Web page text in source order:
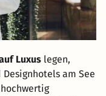
Luxus legen,
am See